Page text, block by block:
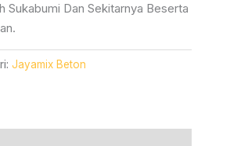
Sukabumi Dan Sekitarnya Beserta
Jayamix Beton